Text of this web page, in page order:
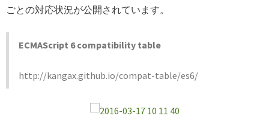
ごとの対応状況が公開されています。
ECMAScript 6 compatibility table
http://kangax.github.io/compat-table/es6/